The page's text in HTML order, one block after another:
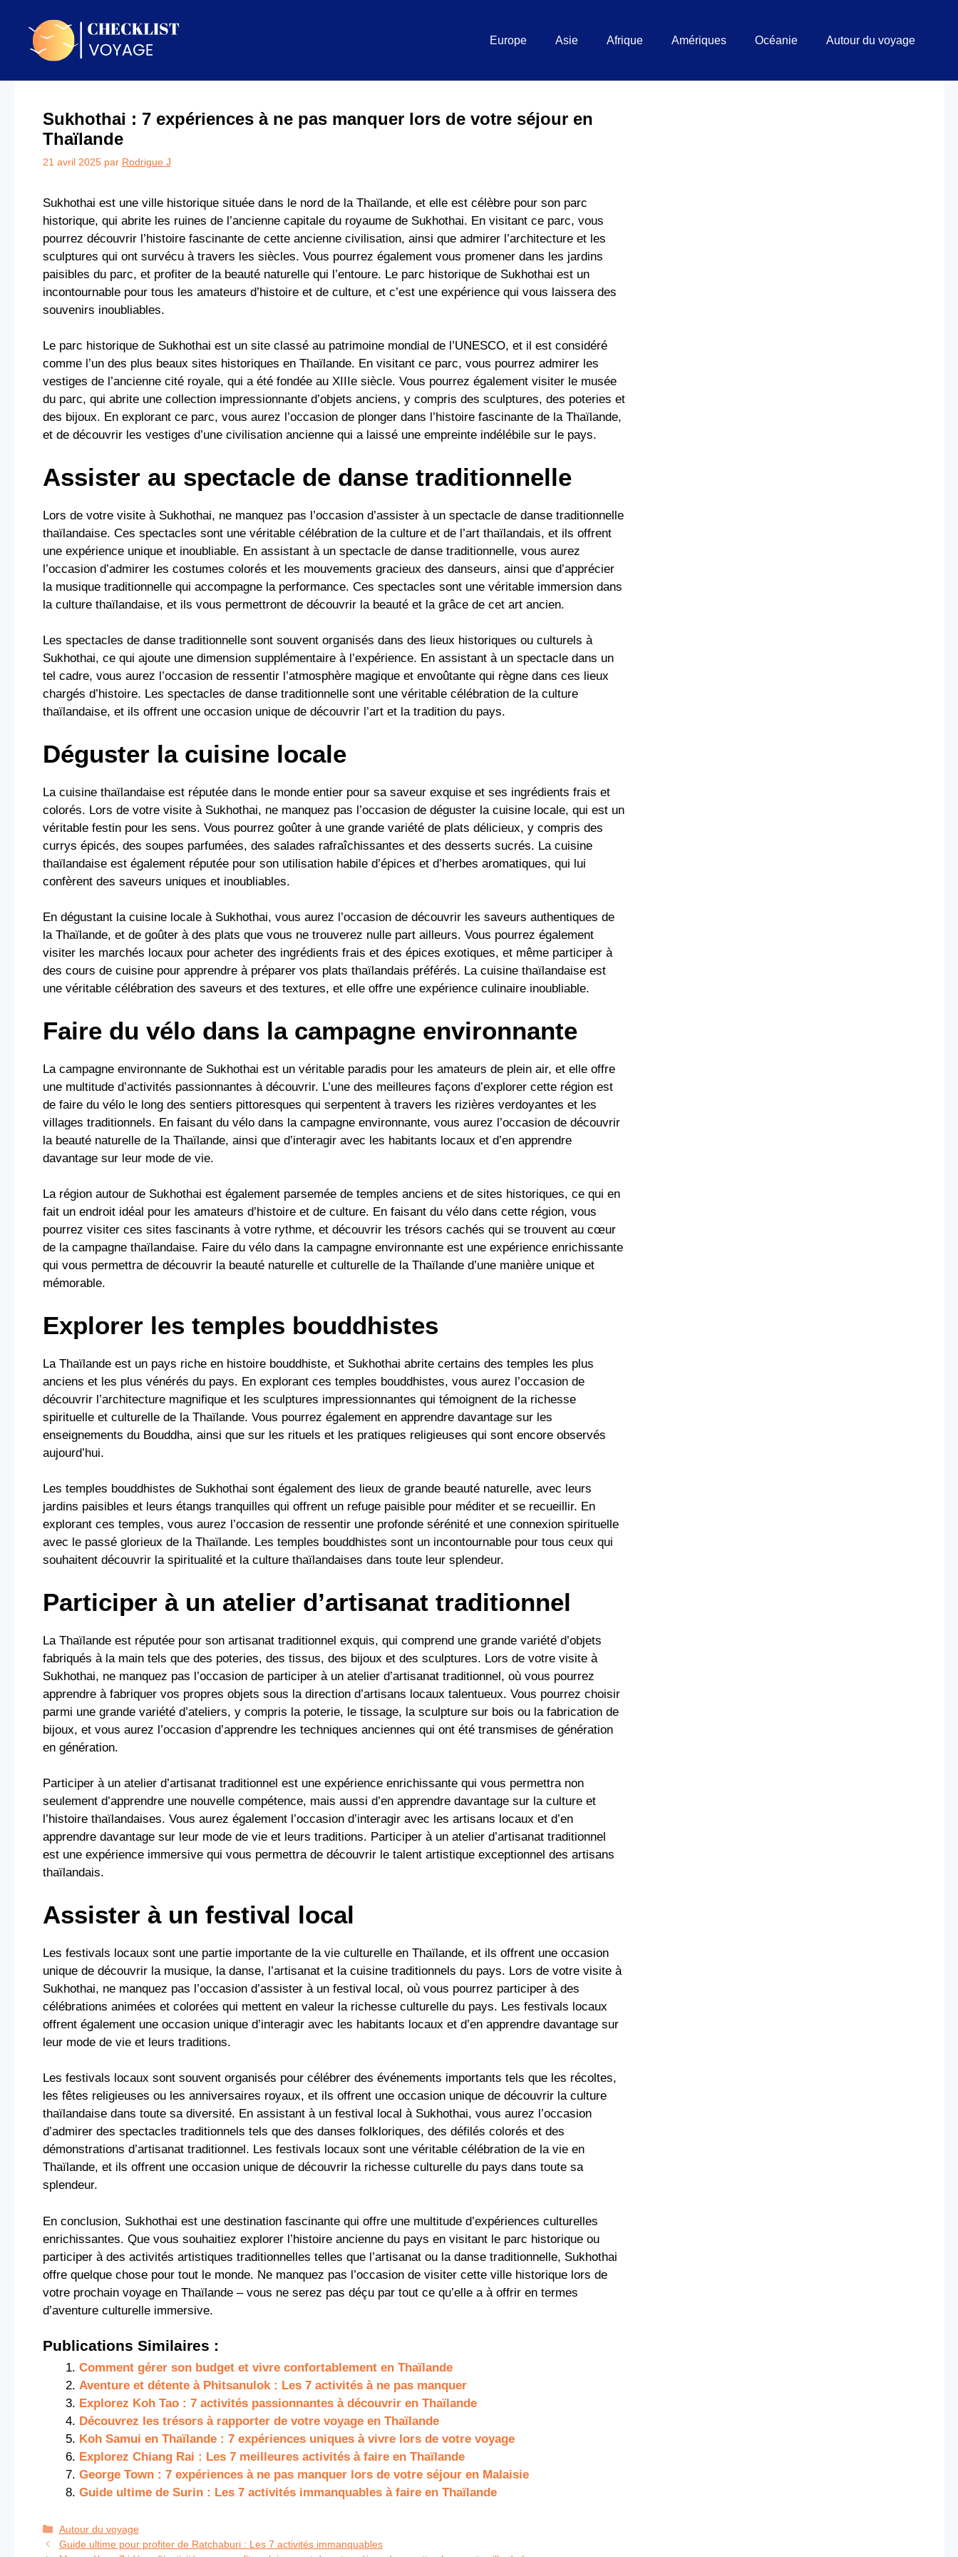
contenu
Europe Asie Afrique Amériques Océanie Autour du voyage
Sukhothai : 7 expériences à ne pas manquer lors de votre séjour en
Thaïlande
21 avril 2025 par Rodrigue J
Sukhothai est une ville historique située dans le nord de la Thaïlande, et elle est célèbre pour son parc
historique, qui abrite les ruines de l’ancienne capitale du royaume de Sukhothai. En visitant ce parc, vous
pourrez découvrir l’histoire fascinante de cette ancienne civilisation, ainsi que admirer l’architecture et les
sculptures qui ont survécu à travers les siècles. Vous pourrez également vous promener dans les jardins
paisibles du parc, et profiter de la beauté naturelle qui l’entoure. Le parc historique de Sukhothai est un
incontournable pour tous les amateurs d’histoire et de culture, et c’est une expérience qui vous laissera des
souvenirs inoubliables.
Le parc historique de Sukhothai est un site classé au patrimoine mondial de l’UNESCO, et il est considéré
comme l’un des plus beaux sites historiques en Thaïlande. En visitant ce parc, vous pourrez admirer les
vestiges de l’ancienne cité royale, qui a été fondée au XIIIe siècle. Vous pourrez également visiter le musée
du parc, qui abrite une collection impressionnante d’objets anciens, y compris des sculptures, des poteries et
des bijoux. En explorant ce parc, vous aurez l’occasion de plonger dans l’histoire fascinante de la Thaïlande,
et de découvrir les vestiges d’une civilisation ancienne qui a laissé une empreinte indélébile sur le pays.
Assister au spectacle de danse traditionnelle
Lors de votre visite à Sukhothai, ne manquez pas l’occasion d’assister à un spectacle de danse traditionnelle
thaïlandaise. Ces spectacles sont une véritable célébration de la culture et de l’art thaïlandais, et ils offrent
une expérience unique et inoubliable. En assistant à un spectacle de danse traditionnelle, vous aurez
l’occasion d’admirer les costumes colorés et les mouvements gracieux des danseurs, ainsi que d’apprécier
la musique traditionnelle qui accompagne la performance. Ces spectacles sont une véritable immersion dans
la culture thaïlandaise, et ils vous permettront de découvrir la beauté et la grâce de cet art ancien.
Les spectacles de danse traditionnelle sont souvent organisés dans des lieux historiques ou culturels à
Sukhothai, ce qui ajoute une dimension supplémentaire à l’expérience. En assistant à un spectacle dans un
tel cadre, vous aurez l’occasion de ressentir l’atmosphère magique et envoûtante qui règne dans ces lieux
chargés d’histoire. Les spectacles de danse traditionnelle sont une véritable célébration de la culture
thaïlandaise, et ils offrent une occasion unique de découvrir l’art et la tradition du pays.
Déguster la cuisine locale
La cuisine thaïlandaise est réputée dans le monde entier pour sa saveur exquise et ses ingrédients frais et
colorés. Lors de votre visite à Sukhothai, ne manquez pas l’occasion de déguster la cuisine locale, qui est un
véritable festin pour les sens. Vous pourrez goûter à une grande variété de plats délicieux, y compris des
currys épicés, des soupes parfumées, des salades rafraîchissantes et des desserts sucrés. La cuisine
thaïlandaise est également réputée pour son utilisation habile d’épices et d’herbes aromatiques, qui lui
confèrent des saveurs uniques et inoubliables.
En dégustant la cuisine locale à Sukhothai, vous aurez l’occasion de découvrir les saveurs authentiques de
la Thaïlande, et de goûter à des plats que vous ne trouverez nulle part ailleurs. Vous pourrez également
visiter les marchés locaux pour acheter des ingrédients frais et des épices exotiques, et même participer à
des cours de cuisine pour apprendre à préparer vos plats thaïlandais préférés. La cuisine thaïlandaise est
une véritable célébration des saveurs et des textures, et elle offre une expérience culinaire inoubliable.
Faire du vélo dans la campagne environnante
La campagne environnante de Sukhothai est un véritable paradis pour les amateurs de plein air, et elle offre
une multitude d’activités passionnantes à découvrir. L’une des meilleures façons d’explorer cette région est
de faire du vélo le long des sentiers pittoresques qui serpentent à travers les rizières verdoyantes et les
villages traditionnels. En faisant du vélo dans la campagne environnante, vous aurez l’occasion de découvrir
la beauté naturelle de la Thaïlande, ainsi que d’interagir avec les habitants locaux et d’en apprendre
davantage sur leur mode de vie.
La région autour de Sukhothai est également parsemée de temples anciens et de sites historiques, ce qui en
fait un endroit idéal pour les amateurs d’histoire et de culture. En faisant du vélo dans cette région, vous
pourrez visiter ces sites fascinants à votre rythme, et découvrir les trésors cachés qui se trouvent au cœur
de la campagne thaïlandaise. Faire du vélo dans la campagne environnante est une expérience enrichissante
qui vous permettra de découvrir la beauté naturelle et culturelle de la Thaïlande d’une manière unique et
mémorable.
Explorer les temples bouddhistes
La Thaïlande est un pays riche en histoire bouddhiste, et Sukhothai abrite certains des temples les plus
anciens et les plus vénérés du pays. En explorant ces temples bouddhistes, vous aurez l’occasion de
découvrir l’architecture magnifique et les sculptures impressionnantes qui témoignent de la richesse
spirituelle et culturelle de la Thaïlande. Vous pourrez également en apprendre davantage sur les
enseignements du Bouddha, ainsi que sur les rituels et les pratiques religieuses qui sont encore observés
aujourd’hui.
Les temples bouddhistes de Sukhothai sont également des lieux de grande beauté naturelle, avec leurs
jardins paisibles et leurs étangs tranquilles qui offrent un refuge paisible pour méditer et se recueillir. En
explorant ces temples, vous aurez l’occasion de ressentir une profonde sérénité et une connexion spirituelle
avec le passé glorieux de la Thaïlande. Les temples bouddhistes sont un incontournable pour tous ceux qui
souhaitent découvrir la spiritualité et la culture thaïlandaises dans toute leur splendeur.
Participer à un atelier d’artisanat traditionnel
La Thaïlande est réputée pour son artisanat traditionnel exquis, qui comprend une grande variété d’objets
fabriqués à la main tels que des poteries, des tissus, des bijoux et des sculptures. Lors de votre visite à
Sukhothai, ne manquez pas l’occasion de participer à un atelier d’artisanat traditionnel, où vous pourrez
apprendre à fabriquer vos propres objets sous la direction d’artisans locaux talentueux. Vous pourrez choisir
parmi une grande variété d’ateliers, y compris la poterie, le tissage, la sculpture sur bois ou la fabrication de
bijoux, et vous aurez l’occasion d’apprendre les techniques anciennes qui ont été transmises de génération
en génération.
Participer à un atelier d’artisanat traditionnel est une expérience enrichissante qui vous permettra non
seulement d’apprendre une nouvelle compétence, mais aussi d’en apprendre davantage sur la culture et
l’histoire thaïlandaises. Vous aurez également l’occasion d’interagir avec les artisans locaux et d’en
apprendre davantage sur leur mode de vie et leurs traditions. Participer à un atelier d’artisanat traditionnel
est une expérience immersive qui vous permettra de découvrir le talent artistique exceptionnel des artisans
thaïlandais.
Assister à un festival local
Les festivals locaux sont une partie importante de la vie culturelle en Thaïlande, et ils offrent une occasion
unique de découvrir la musique, la danse, l’artisanat et la cuisine traditionnels du pays. Lors de votre visite à
Sukhothai, ne manquez pas l’occasion d’assister à un festival local, où vous pourrez participer à des
célébrations animées et colorées qui mettent en valeur la richesse culturelle du pays. Les festivals locaux
offrent également une occasion unique d’interagir avec les habitants locaux et d’en apprendre davantage sur
leur mode de vie et leurs traditions.
Les festivals locaux sont souvent organisés pour célébrer des événements importants tels que les récoltes,
les fêtes religieuses ou les anniversaires royaux, et ils offrent une occasion unique de découvrir la culture
thaïlandaise dans toute sa diversité. En assistant à un festival local à Sukhothai, vous aurez l’occasion
d’admirer des spectacles traditionnels tels que des danses folkloriques, des défilés colorés et des
démonstrations d’artisanat traditionnel. Les festivals locaux sont une véritable célébration de la vie en
Thaïlande, et ils offrent une occasion unique de découvrir la richesse culturelle du pays dans toute sa
splendeur.
En conclusion, Sukhothai est une destination fascinante qui offre une multitude d’expériences culturelles
enrichissantes. Que vous souhaitiez explorer l’histoire ancienne du pays en visitant le parc historique ou
participer à des activités artistiques traditionnelles telles que l’artisanat ou la danse traditionnelle, Sukhothai
offre quelque chose pour tout le monde. Ne manquez pas l’occasion de visiter cette ville historique lors de
votre prochain voyage en Thaïlande – vous ne serez pas déçu par tout ce qu’elle a à offrir en termes
d’aventure culturelle immersive.
Publications Similaires :
Comment gérer son budget et vivre confortablement en Thaïlande
Aventure et détente à Phitsanulok : Les 7 activités à ne pas manquer
Explorez Koh Tao : 7 activités passionnantes à découvrir en Thaïlande
Découvrez les trésors à rapporter de votre voyage en Thaïlande
Koh Samui en Thaïlande : 7 expériences uniques à vivre lors de votre voyage
Explorez Chiang Rai : Les 7 meilleures activités à faire en Thaïlande
George Town : 7 expériences à ne pas manquer lors de votre séjour en Malaisie
Guide ultime de Surin : Les 7 activités immanquables à faire en Thaïlande
Catégories
Autour du voyage
Guide ultime pour profiter de Ratchaburi : Les 7 activités immanquables